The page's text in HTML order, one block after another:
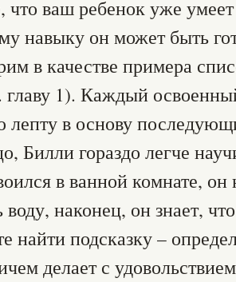
что ваш ребенок уже
навыку он может быть
в качестве примера
1). Каждый
лепту в основу
Билли гораздо легче
в ванной комнате, он
наконец, он знает,
найти подсказку –
делает с